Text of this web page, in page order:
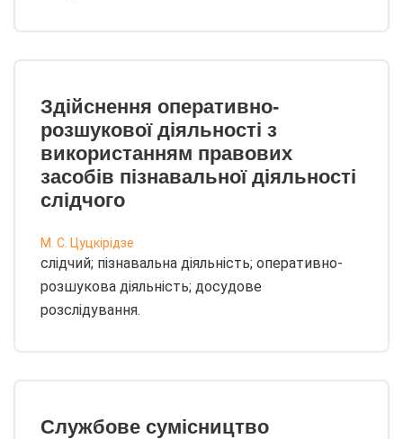
Здійснення оперативно-
розшукової діяльності з
використанням правових
засобів пізнавальної діяльності
слідчого
М. С. Цуцкірідзе
слідчий; пізнавальна діяльність; оперативно-
розшукова діяльність; досудове
розслідування.
Службове сумісництво